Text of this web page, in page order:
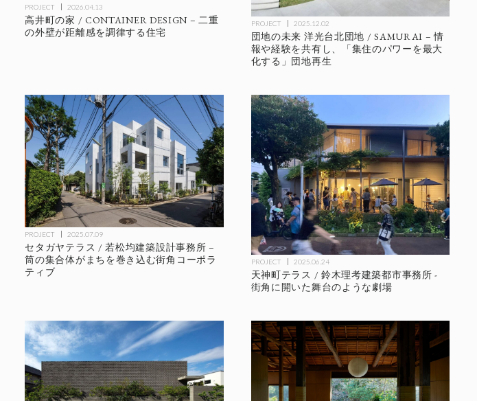
PROJECT 2026.04.13
高井町の家 / CONTAINER DESIGN – 二重
の外壁が距離感を調律する住宅
PROJECT 2025.12.02
団地の未来 洋光台北団地 / SAMURAI – 情
報や経験を共有し、「集住のパワーを最大
化する」団地再生
PROJECT 2025.07.09
セタガヤテラス / 若松均建築設計事務所 –
筒の集合体がまちを巻き込む街角コーポラ
ティブ
PROJECT 2025.06.24
天神町テラス / 鈴木理考建築都市事務所 -
街角に開いた舞台のような劇場